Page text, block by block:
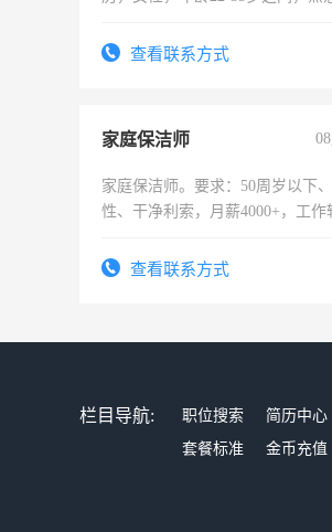
试用期1-3个月，转正后交纳五险，
查看联系方式
家庭保洁师
家庭保洁师。要求：50周岁以下
性、干净利索，月薪4000+，工作
太太等。查看联系方式
栏目导航: 职位搜索 简历中心
套餐标准
金币充值